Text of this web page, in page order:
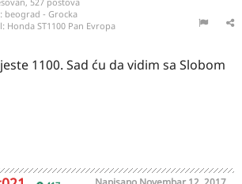
beograd - Grocka
Honda ST1100 Pan Evropa
jeste 1100. Sad ću da vidim sa Slobom